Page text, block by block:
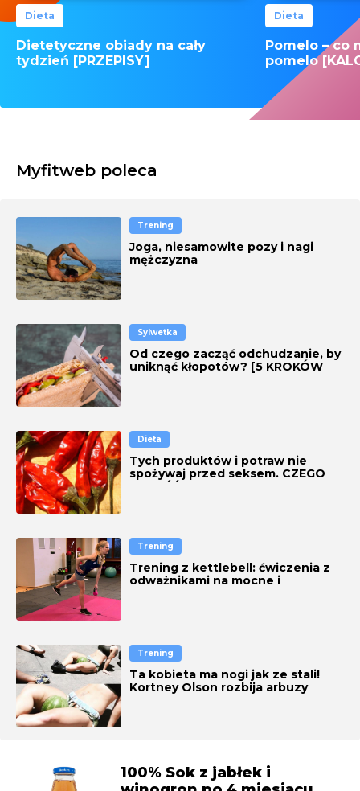
Dieta
Dietetyczne obiady na cały
tydzień [PRZEPISY]
Dieta
Pomelo – co
pomelo
100% Sok z jabłek i
Myfitweb poleca
Trening
Joga, niesamowite pozy i nagi
mężczyzna
Sylwetka
Od czego zacząć odchudzanie, by
uniknąć kłopotów? [5 KROKÓW
Dieta
Tych produktów i potraw nie
spożywaj przed seksem. CZEGO
NIE JEŚĆ?
Trening
Trening z kettlebell: ćwiczenia z
odważnikami na mocne i
umięśnione ciało
Trening
Ta kobieta ma nogi jak ze stali!
Kortney Olson rozbija arbuzy
udami [ZDJĘCIA, WIDEO]